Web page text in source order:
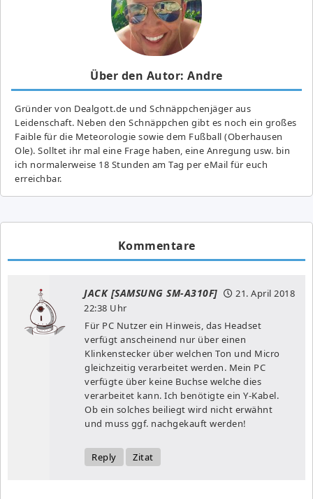
Über den Autor: Andre
Gründer von Dealgott.de und Schnäppchenjäger aus
Leidenschaft. Neben den Schnäppchen gibt es noch ein großes
Fai­ble für die Meteorologie sowie dem Fußball (Oberhausen
Ole). Solltet ihr mal eine Frage haben, eine Anregung usw. bin
ich normalerweise 18 Stunden am Tag per eMail für euch
erreichbar.
Kommentare
JACK [SAMSUNG SM-A310F]
21. April 2018
22:38 Uhr
Für PC Nutzer ein Hinweis, das Headset
verfügt anscheinend nur über einen
Klinkenstecker über welchen Ton und Micro
gleichzeitig verarbeitet werden. Mein PC
verfügte über keine Buchse welche dies
verarbeitet kann. Ich benötigte ein Y-Kabel.
Ob ein solches beiliegt wird nicht erwähnt
und muss ggf. nachgekauft werden!
Reply Zitat